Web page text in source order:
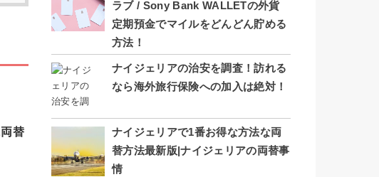
替
ラブ / Sony Bank WALLETの外貨
定期預金でマイルをどんどん貯める
方法！
ナイジェリアの治安を調査！訪れる
なら海外旅行保険への加入は絶対！
ナイジェリアで1番お得な方法な両
替方法最新版|ナイジェリアの両替事
情